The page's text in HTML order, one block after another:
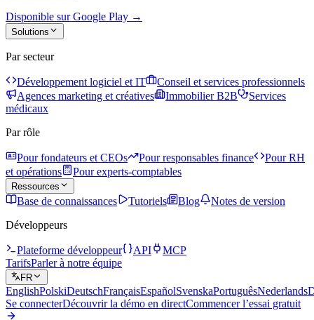
Disponible sur Google Play →
Solutions
Par secteur
Développement logiciel et IT
Conseil et services professionnels
Agences marketing et créatives
Immobilier B2B
Services
médicaux
Par rôle
Pour fondateurs et CEOs Pour responsables finance
Pour RH
et opérations
Pour experts-comptables
Ressources
Base de connaissances Tutoriels Blog
Notes de version
Développeurs
Plateforme développeur API
MCP
TarifsParler à notre équipe
FR
EnglishPolskiDeutschFrançaisEspañolSvenskaPortuguêsNederlands
Se connecterDécouvrir la démo en directCommencer l’essai gratuit